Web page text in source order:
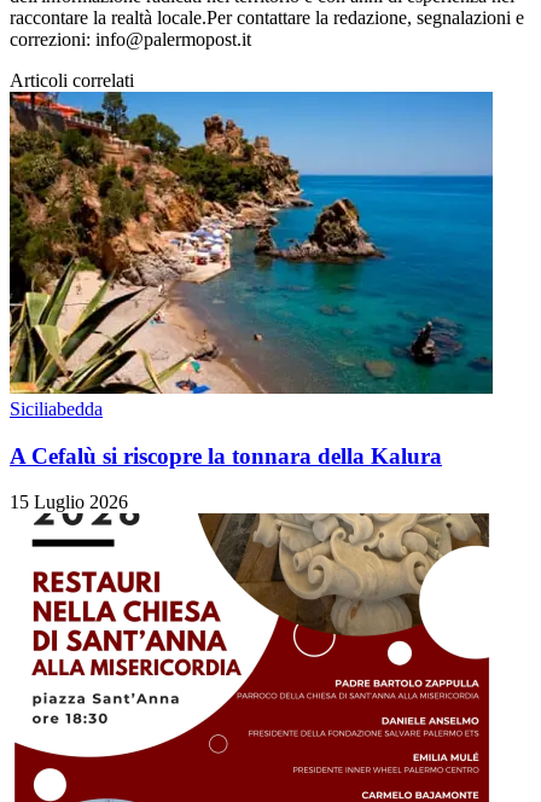
raccontare la realtà locale.Per contattare la redazione, segnalazioni e
correzioni: info@palermopost.it
Articoli correlati
Siciliabedda
A Cefalù si riscopre la tonnara della Kalura
15 Luglio 2026